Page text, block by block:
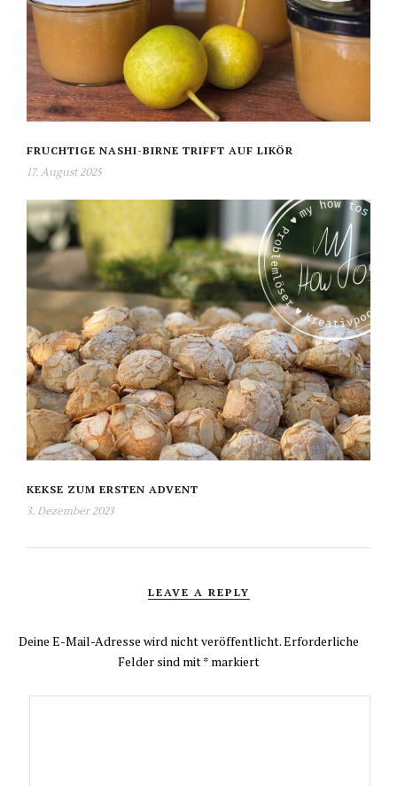
FRUCHTIGE NASHI-BIRNE TRIFFT AUF LIKÖR
17. August 2025
KEKSE ZUM ERSTEN ADVENT
3. Dezember 2023
LEAVE A REPLY
Deine E-Mail-Adresse wird nicht veröffentlicht.Erforderliche
Felder sind mit* markiert